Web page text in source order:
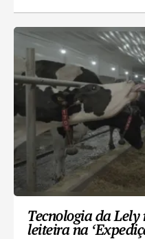
Tecnologia da
leiteira na